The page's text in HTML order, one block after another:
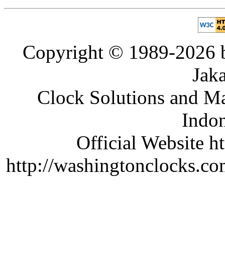
Copyright © 1989-2026
Clock Solutions and
Official Website
http://